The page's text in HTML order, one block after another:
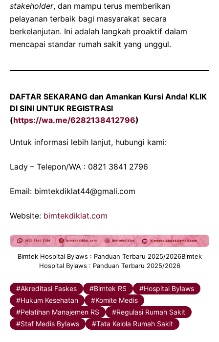
stakeholder, dan mampu terus memberikan
pelayanan terbaik bagi masyarakat secara
berkelanjutan. Ini adalah langkah proaktif dalam
mencapai standar rumah sakit yang unggul.
DAFTAR SEKARANG dan Amankan Kursi Anda! KLIK
DI SINI UNTUK REGISTRASI
(https://wa.me/6282138412796)
Untuk informasi lebih lanjut, hubungi kami:
Lady – Telepon/WA : 0821 3841 2796
Email: bimtekdiklat44@gmali.com
Website: bimtekdiklat.com
Bimtek Hospital Bylaws : Panduan Terbaru 2025/2026Bimtek
Hospital Bylaws : Panduan Terbaru 2025/2026
Akreditasi Faskes Bimtek RS
Hospital Bylaws
Hukum Kesehatan
Komite Medis
Pelatihan Manajemen RS
Regulasi Rumah Sakit
Staf Medis Bylaws
Tata Kelola Rumah Sakit